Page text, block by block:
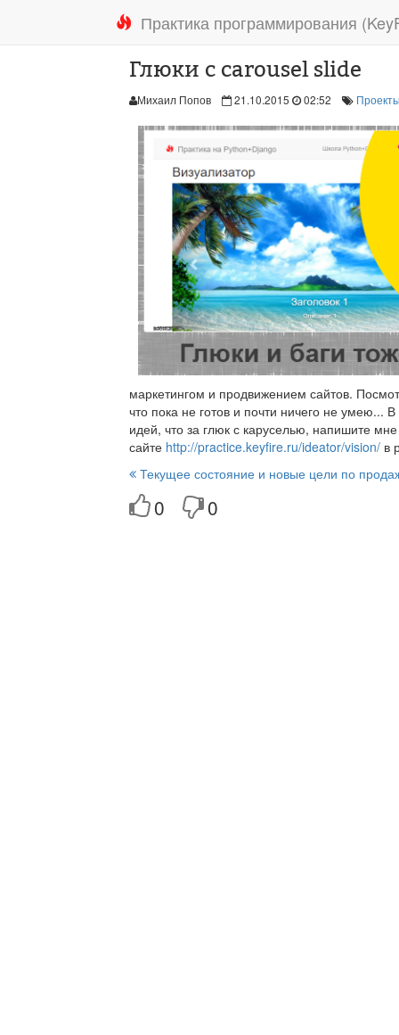
Практика программирования
Глюки с carousel slide
Михаил Попов 21.10.2015 02:52
маркетингом и продвижением сайтов.
что пока не готов и почти ничего не умею...
идей, что за глюк с каруселью, напишите
сайте http://practice.keyfire.ru/ideator/vision/ в
Текущее состояние и новые цели по
0 0